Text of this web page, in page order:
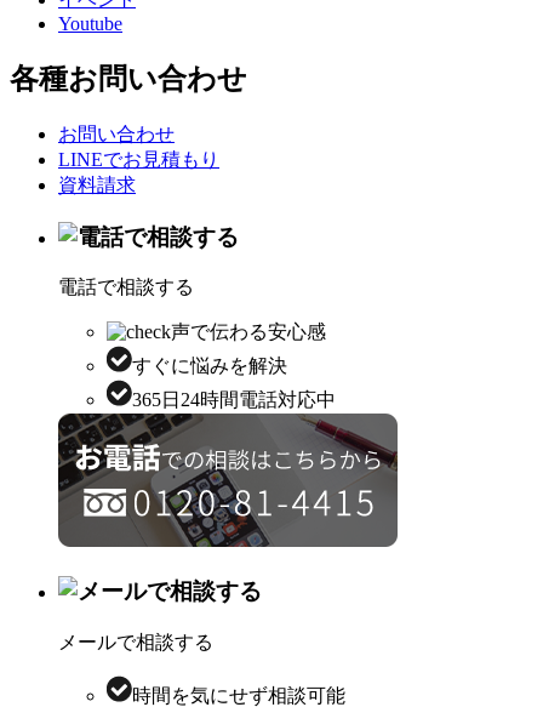
Youtube
各種お問い合わせ
お問い合わせ
LINEでお見積もり
資料請求
電話で相談する
声で伝わる安心感
すぐに悩みを解決
365日24時間電話対応中
メールで相談する
時間を気にせず相談可能